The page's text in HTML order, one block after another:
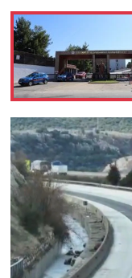
Yaşam
Yeme-İçme
Yemek